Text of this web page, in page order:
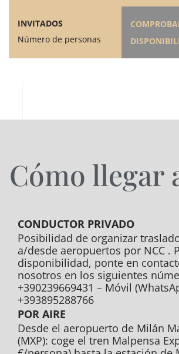
INVITADOS
Número de personas
Cómo llegar
CONDUCTOR PRIVADO
Posibilidad de organizar
a/desde aeropuertos por NCC .
disponibilidad, ponte en
nosotros en los siguientes
+390239669431 – Móvil
+393895288766
POR AIRE
Desde el aeropuerto de Milán
(MXP): coge el tren Malpensa